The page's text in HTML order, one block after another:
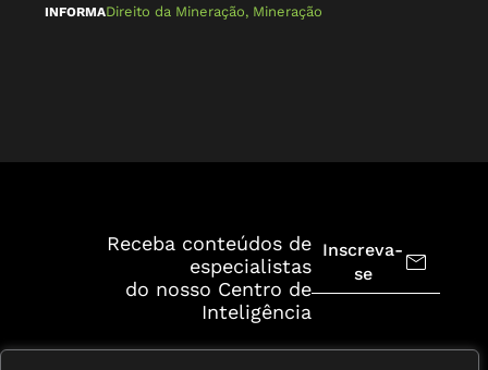
INFORMADireito da Mineração, Mineração
Receba conteúdos de
especialistas
do nosso Centro de
Inteligência
Inscreva-
se